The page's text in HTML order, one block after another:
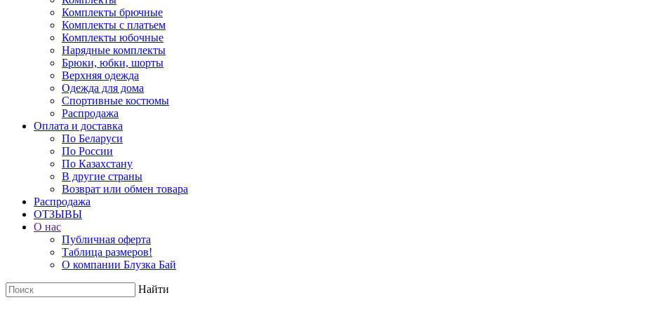
Комплекты брючные
Комплекты с платьем
Комплекты юбочные
Нарядные комплекты
Брюки, юбки, шорты
Верхняя одежда
Одежда для дома
Спортивные костюмы
Распродажа
Оплата и доставка
По Беларуси
По России
По Казахстану
В другие страны
Возврат или обмен товара
Распродажа
ОТЗЫВЫ
О нас
Публичная оферта
Таблица размеров!
О компании Блузка Бай
Найти